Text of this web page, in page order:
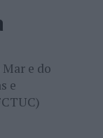
e do
e